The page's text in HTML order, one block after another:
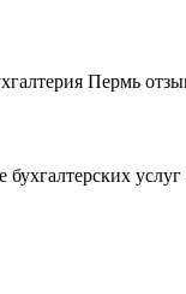
Пермь